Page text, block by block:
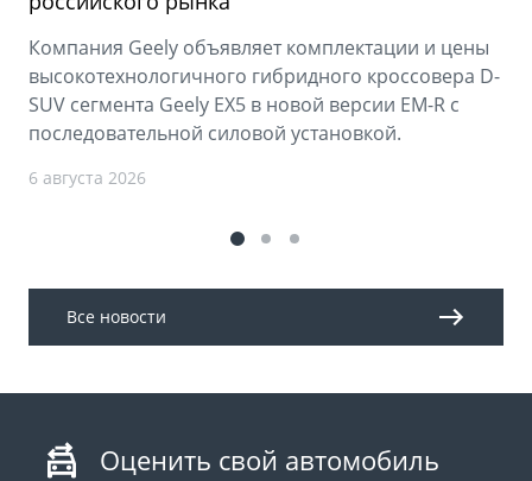
Компания Geely объявляет комплектации и цены
высокотехнологичного гибридного кроссовера D-
SUV сегмента Geely EX5 в новой версии EM-R с
последовательной силовой установкой.
6 августа 2026
Все новости
Оценить свой автомобиль